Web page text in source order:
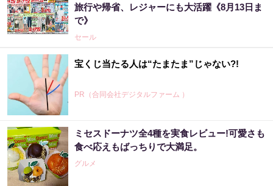
旅行や帰省、レジャーにも大活躍《8月13日ま
で》
セール
宝くじ当たる人は“たまたま”じゃない?!
PR（合同会社デジタルファーム ）
【宝くじの裏技】当たる側に回るか、このま
まか
PR（合同会社デジタルファーム ）
ミセスドーナツ全4種を実食レビュー!可愛さも
食べ応えもばっちりで大満足。
グルメ